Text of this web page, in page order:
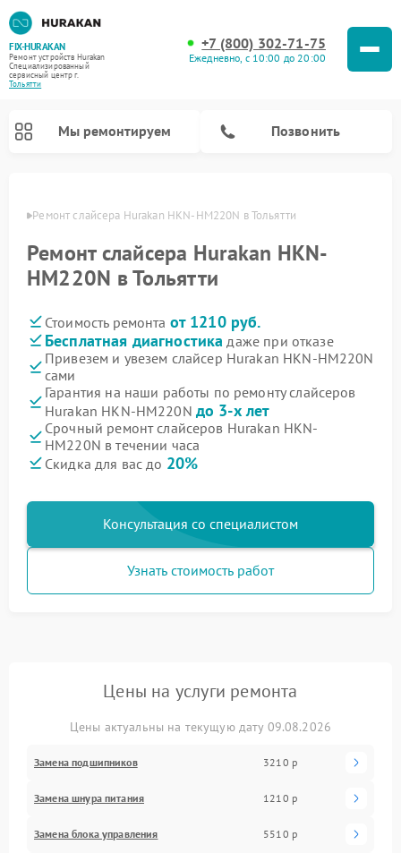
FIX-HURAKAN
Ремонт устройств Hurakan
Специализированный
cервисный центр г.
Тольятти
+7 (800) 302-71-75
Ежедневно, с 10:00 до 20:00
Мы ремонтируем Позвонить
Ремонт слайсера Hurakan HKN-HM220N в Тольятти
Ремонт слайсера Hurakan HKN-
HM220N в Тольятти
Стоимость ремонта от 1210 руб.
Бесплатная диагностика даже при отказе
Привезем и увезем слайсер Hurakan HKN-HM220N
сами
Гарантия на наши работы по ремонту слайсеров
Hurakan HKN-HM220N до 3-х лет
Срочный ремонт слайсеров Hurakan HKN-
HM220N в течении часа
Скидка для вас до 20%
Консультация со специалистом
Узнать стоимость работ
Цены на услуги ремонта
Цены актуальны на текущую дату 09.08.2026
Замена подшипников 3210 р
Замена шнура питания 1210 р
Замена блока управления 5510 р